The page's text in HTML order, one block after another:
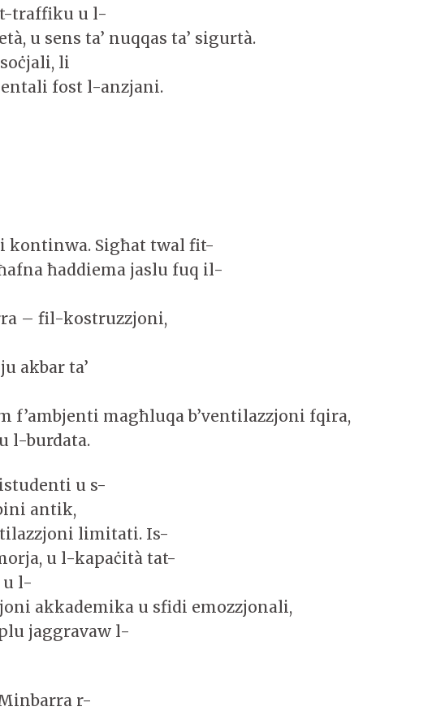
traffiku u l-
u sens ta’ nuqqas ta’ sigurtà.
li
fost l-anzjani.
kontinwa. Sigħat twal fit-
ħaddiema jaslu fuq il-
– fil-kostruzzjoni,
akbar ta’
f’ambjenti magħluqa b’ventilazzjoni fqira,
l-burdata.
u s-
antik,
limitati. Is-
u l-kapaċità tat-
l-
akkademika u sfidi emozzjonali,
jaggravaw l-
r-